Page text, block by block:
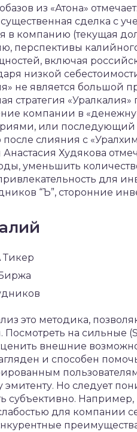
из «Атона»
сделка с
в компанию (текущая
перспективы
включая
низкой
не является большой
стратегия
компании в
или последующий
слияния с
Худякова
уменьшить
для
“Ъ”, сторонние
Тикер
это методика,
Посмотреть на сильные
внешние
и способен
Но следует
субъективно.
для компании